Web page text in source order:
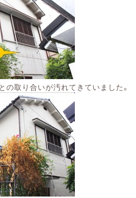
の取り合いが汚れてきていました。